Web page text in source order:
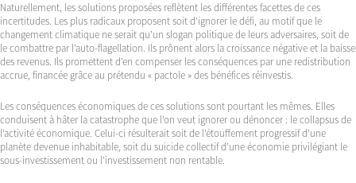
Naturellement, les solutions proposées reflètent les différentes facettes de ces
incertitudes. Les plus radicaux proposent soit d’ignorer le défi, au motif que le
changement climatique ne serait qu’un slogan politique de leurs adversaires, soit de
le combattre par l’auto-flagellation. Ils prônent alors la croissance négative et la baisse
des revenus. Ils promettent d’en compenser les conséquences par une redistribution
accrue, financée grâce au prétendu « pactole » des bénéfices réinvestis.
Les conséquences économiques de ces solutions sont pourtant les mêmes. Elles
conduisent à hâter la catastrophe que l’on veut ignorer ou dénoncer : le collapsus de
l’activité économique. Celui-ci résulterait soit de l’étouffement progressif d’une
planète devenue inhabitable, soit du suicide collectif d’une économie privilégiant le
sous-investissement ou l’investissement non rentable.